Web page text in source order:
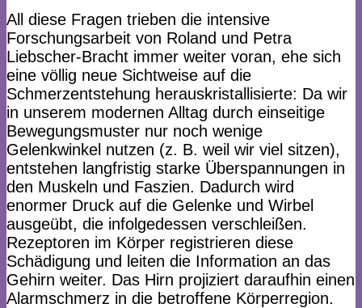
All diese Fragen trieben die intensive
Forschungsarbeit von Roland und Petra
Liebscher-Bracht immer weiter voran, ehe sich
eine völlig neue Sichtweise auf die
Schmerzentstehung herauskristallisierte: Da wir
in unserem modernen Alltag durch einseitige
Bewegungsmuster nur noch wenige
Gelenkwinkel nutzen (z. B. weil wir viel sitzen),
entstehen langfristig starke Überspannungen in
den Muskeln und Faszien. Dadurch wird
enormer Druck auf die Gelenke und Wirbel
ausgeübt, die infolgedessen verschleißen.
Rezeptoren im Körper registrieren diese
Schädigung und leiten die Information an das
Gehirn weiter. Das Hirn projiziert daraufhin einen
Alarmschmerz in die betroffene Körperregion.